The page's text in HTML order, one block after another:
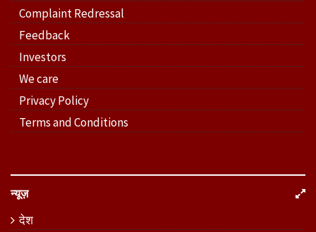
Complaint Redressal
Feedback
Investors
We care
Privacy Policy
Terms and Conditions
न्यूज़
देश